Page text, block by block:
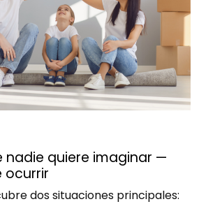
nadie quiere imaginar —
ocurrir
dos situaciones principales: